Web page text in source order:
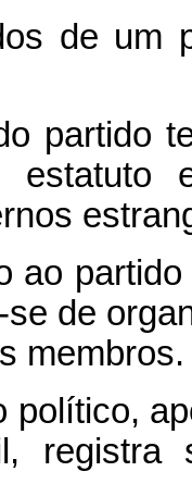
de um
partido
ao
de
membros.
político,
registra